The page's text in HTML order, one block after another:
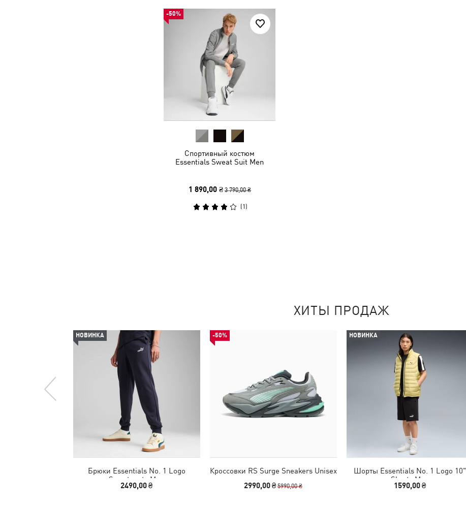
-50%
Спортивный костюм
Essentials Sweat Suit Men
1 890,00 ₴ 3 790,00 ₴
(1 )
ХИТЫ ПРОДАЖ
НОВИНКА
Брюки Essentials No. 1 Logo
Sweatpants Men
2490,00 ₴
-50%
Кроссовки RS Surge Sneakers Unisex
2990,00 ₴5990,00 ₴
НОВИНКА
Шорты Essentials No. 1 Logo 10"
Shorts Men
1590,00 ₴